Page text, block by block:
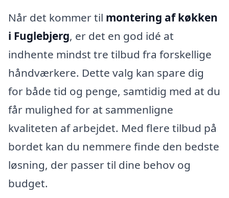
Når det kommer til montering af køkken
i Fuglebjerg, er det en god idé at
indhente mindst tre tilbud fra forskellige
håndværkere. Dette valg kan spare dig
for både tid og penge, samtidig med at du
får mulighed for at sammenligne
kvaliteten af arbejdet. Med flere tilbud på
bordet kan du nemmere finde den bedste
løsning, der passer til dine behov og
budget.